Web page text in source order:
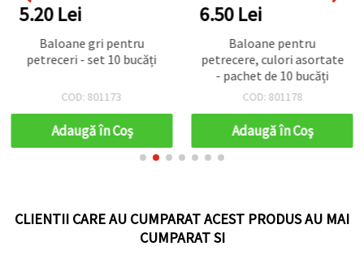
5.20 Lei
Baloane gri pentru
petreceri - set 10 bucăți
COD: 801173
Adaugă în Coş
6.50 Lei
Baloane pentru
petrecere, culori asortate
- pachet de 10 bucăți
COD: 801178
Adaugă în Coş
CLIENTII CARE AU CUMPARAT ACEST PRODUS AU MAI
CUMPARAT SI